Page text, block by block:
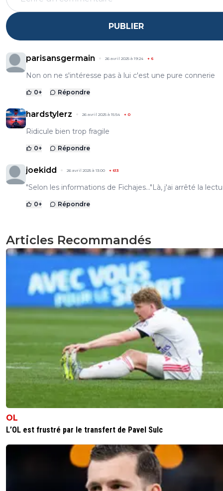
PUBLIER
parisansgermain 26 avril 2025 à 19:24 + 6
Non on ne s'intéresse pas à lui c'est une pure connerie
0+ Répondre
hardstylerz 26 avril 2025 à 15:54 + 0
Ridicule bien trop fragile
0+ Répondre
joekidd 26 avril 2025 à 13:00 + 613
"Selon les informations de Fichajes..."Là, j'ai arrêté la
0+ Répondre
Articles Recommandés
OL
L’OL est frustré par le transfert de Pavel Sulc